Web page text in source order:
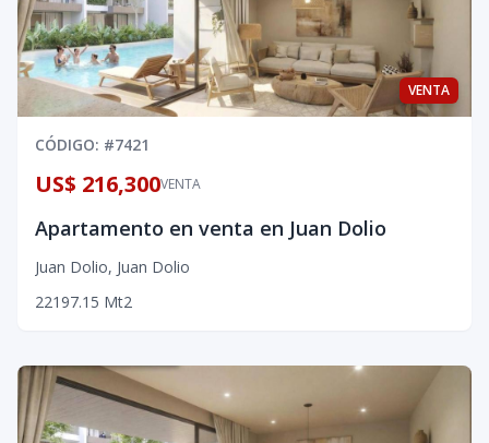
VENTA
CÓDIGO: #7421
VENTA
US$ 216,300
Apartamento en venta en Juan Dolio
Juan Dolio, Juan Dolio
22197.15 Mt2